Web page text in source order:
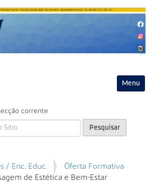
Toggle
corrente
/ Enc. Educ.
Oferta Formativa
de Estética e Bem-Estar